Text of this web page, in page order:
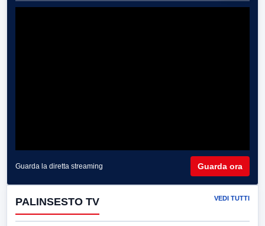
Guarda la diretta streaming Guarda ora
PALINSESTO TV VEDI TUTTI